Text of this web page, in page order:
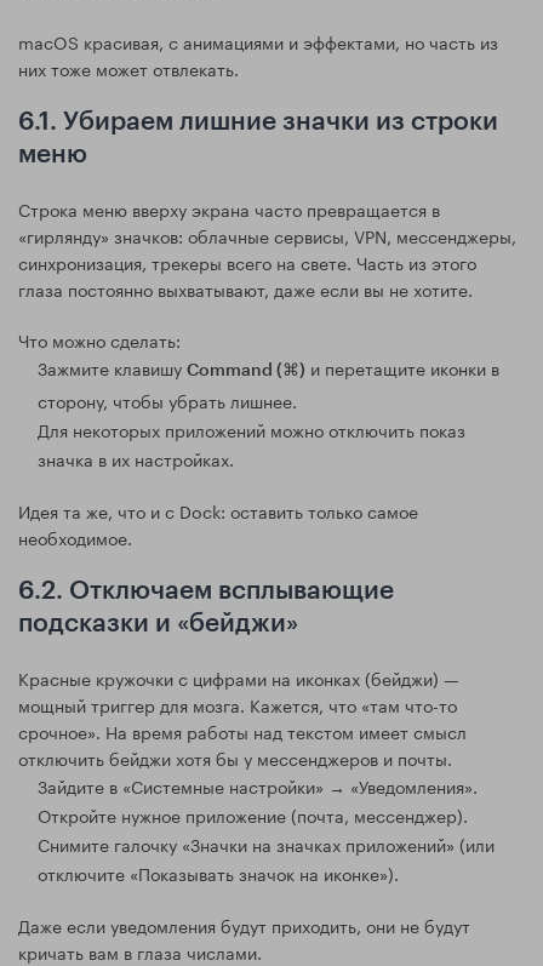
macOS красивая, с анимациями и эффектами, но часть из
них тоже может отвлекать.
6.1. Убираем лишние значки из строки
меню
Строка меню вверху экрана часто превращается в
«гирлянду» значков: облачные сервисы, VPN, мессенджеры,
синхронизация, трекеры всего на свете. Часть из этого
глаза постоянно выхватывают, даже если вы не хотите.
Что можно сделать:
Зажмите клавишу Command (⌘) и перетащите иконки в
сторону, чтобы убрать лишнее.
Для некоторых приложений можно отключить показ
значка в их настройках.
Идея та же, что и с Dock: оставить только самое
необходимое.
6.2. Отключаем всплывающие
подсказки и «бейджи»
Красные кружочки с цифрами на иконках (бейджи) —
мощный триггер для мозга. Кажется, что «там что-то
срочное». На время работы над текстом имеет смысл
отключить бейджи хотя бы у мессенджеров и почты.
Зайдите в «Системные настройки» → «Уведомления».
Откройте нужное приложение (почта, мессенджер).
Снимите галочку «Значки на значках приложений» (или
отключите «Показывать значок на иконке»).
Даже если уведомления будут приходить, они не будут
кричать вам в глаза числами.